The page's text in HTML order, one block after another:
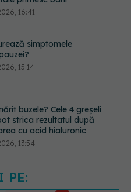
15:14
buzele? Cele 4 greșeli
strica rezultatul după
din deget care ar putea
pentru 8 boli majore
18:34
PE: